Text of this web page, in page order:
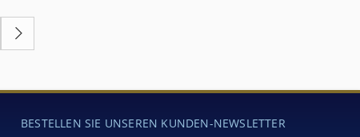
BESTELLEN SIE UNSEREN KUNDEN-NEWSLETTER